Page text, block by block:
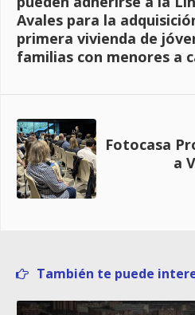
Avales para la
primera vivienda de
familias con menores a
Fotocasa
a
También te puede